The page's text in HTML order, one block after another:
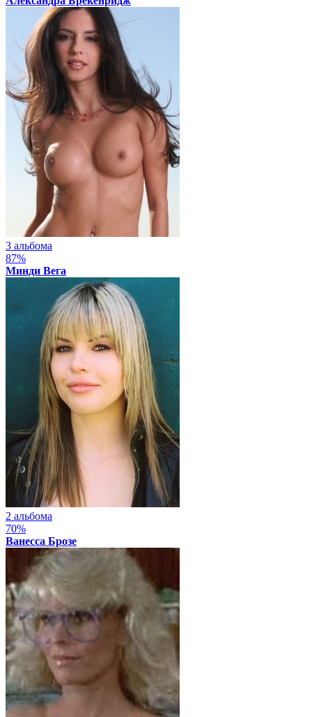
3 альбома
87%
Минди Вега
2 альбома
70%
Ванесса Брозе